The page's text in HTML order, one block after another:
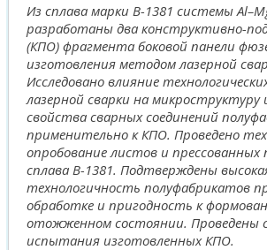
Из сплава марки В-1381 системы
разработаны два конструктивно-
(КПО) фрагмента боковой панели
изготовления методом лазерной
Исследовано влияние
лазерной сварки на микроструктуру
свойства сварных соединений
применительно к КПО. Проведено
опробование листов и прессованных
сплава В-1381. Подтверждены
технологичность полуфабрикатов
обработке и пригодность к
отожженном состоянии. Проведены
испытания изготовленных КПО.